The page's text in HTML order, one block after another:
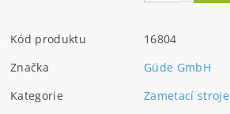
Kód produktu
16804
Značka
Güde GmbH
Kategorie
Zametací stroje